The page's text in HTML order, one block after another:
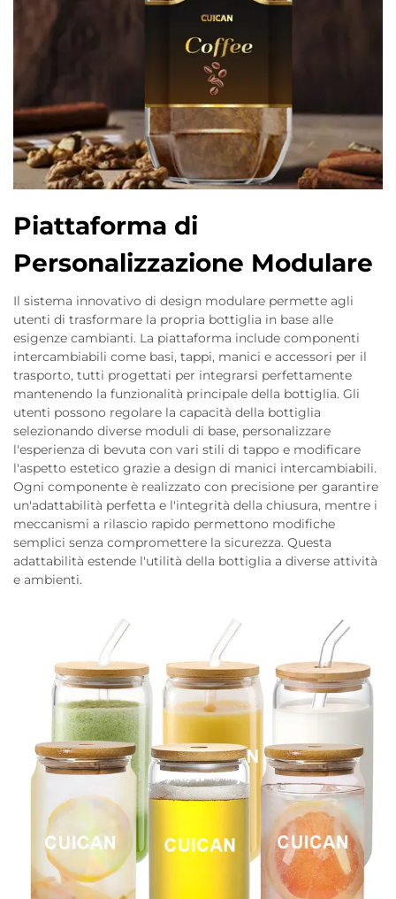
Piattaforma di
Personalizzazione Modulare
Il sistema innovativo di design modulare permette agli
utenti di trasformare la propria bottiglia in base alle
esigenze cambianti. La piattaforma include componenti
intercambiabili come basi, tappi, manici e accessori per il
trasporto, tutti progettati per integrarsi perfettamente
mantenendo la funzionalità principale della bottiglia. Gli
utenti possono regolare la capacità della bottiglia
selezionando diverse moduli di base, personalizzare
l'esperienza di bevuta con vari stili di tappo e modificare
l'aspetto estetico grazie a design di manici intercambiabili.
Ogni componente è realizzato con precisione per garantire
un'adattabilità perfetta e l'integrità della chiusura, mentre i
meccanismi a rilascio rapido permettono modifiche
semplici senza compromettere la sicurezza. Questa
adattabilità estende l'utilità della bottiglia a diverse attività
e ambienti.